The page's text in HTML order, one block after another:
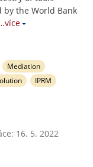
by the World Bank
Mediation
IPRM
16. 5. 2022